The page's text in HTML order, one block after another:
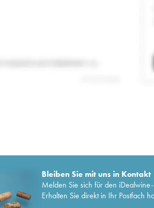
Bleiben Sie mit uns in Kontakt
Melden Sie sich für den
Erhalten Sie direkt in Ihr Postfach